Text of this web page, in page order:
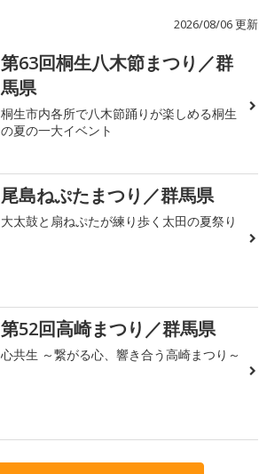
2026/08/06 更新
第63回桐生八木節まつり／群
馬県
桐生市内各所で八木節踊りが楽しめる桐生
の夏の一大イベント
尾島ねぷたまつり／群馬県
大太鼓と扇ねぷたが練り歩く太田の夏祭り
第52回高崎まつり／群馬県
心共生 ～繋がる心、響き合う高崎まつり～